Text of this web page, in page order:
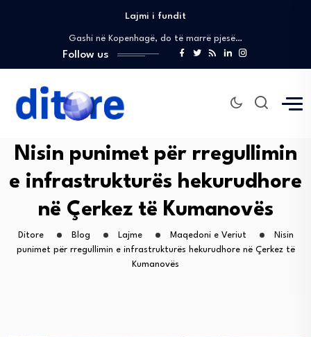
Lajmi i fundit
Sali: Ne nuk shohim dallime, partner tonë…
Gashi në Kopenhagë, do të marrë pjesë…
Gashi në kështjellën Christiansborg, pjesë e pritjes…
Reagim: Valon Elezi sqaron mungesën e përkohshme…
Sali: Ne nuk shohim dallime, partner tonë…
Gashi në kështjellën Christiansborg, pjesë e pritjes…
Reagim: Valon Elezi sqaron mungesën e përkohshme…
Sali në Kuvend: Do të korrigjojmë gabimet…
Follow us
Nisin punimet për rregullimin
e infrastrukturës hekurudhore
në Çerkez të Kumanovës
Ditore Blog Lajme Maqedoni e Veriut
Nisin
punimet për rregullimin e infrastrukturës hekurudhore në Çerkez të
Kumanovës